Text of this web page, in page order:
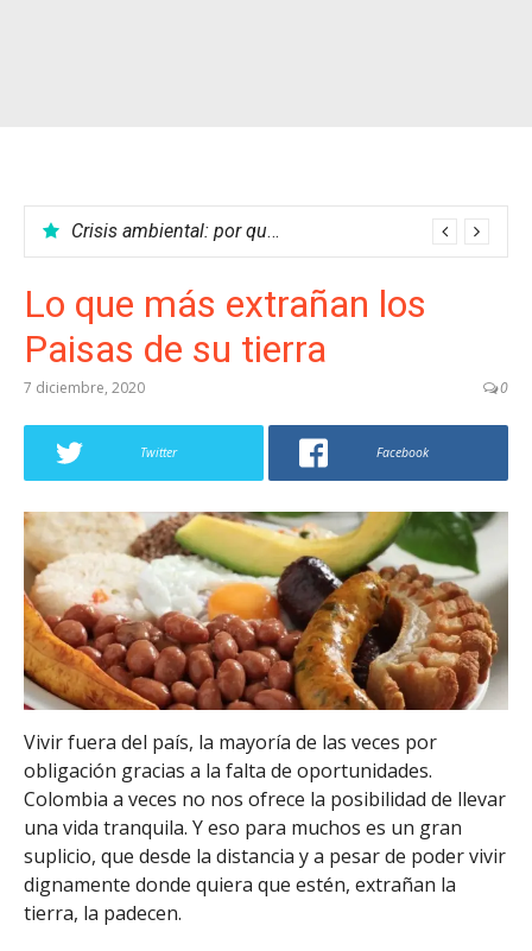
Crisis ambiental: por qué no podemos parar el calentamiento global
Lo que más extrañan los
Paisas de su tierra
7 diciembre, 2020 0
Twitter Facebook
Vivir fuera del país, la mayoría de las veces por
obligación gracias a la falta de oportunidades.
Colombia a veces no nos ofrece la posibilidad de llevar
una vida tranquila. Y eso para muchos es un gran
suplicio, que desde la distancia y a pesar de poder vivir
dignamente donde quiera que estén, extrañan la
tierra, la padecen.